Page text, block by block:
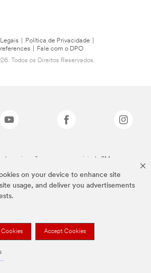
on your device to enhance site
usage, and deliver you advertisements
Cookies Accept Cookies
Política de Privacidade
Fale com o DPO
Todos os Direitos Reservados.
a cima são marcas comerciais da 3M.